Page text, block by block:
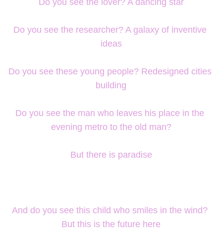
Do you see the researcher? A galaxy of inventive
ideas
Do you see these young people? Redesigned cities
building
Do you see the man who leaves his place in the
evening metro to the old man?
But there is paradise
And do you see this child who smiles in the wind?
But this is the future here